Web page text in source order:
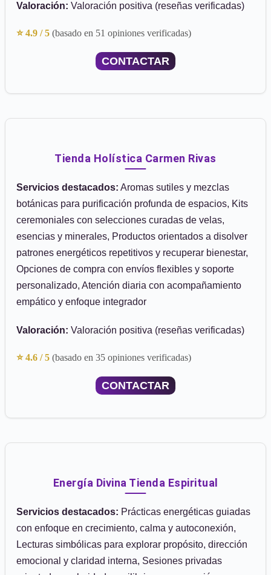
Valoración: Valoración positiva (reseñas verificadas)
⭐ 4.9 / 5 (basado en 51 opiniones verificadas)
CONTACTAR
Tienda Holística Carmen Rivas
Servicios destacados: Aromas sutiles y mezclas
botánicas para purificación profunda de espacios, Kits
ceremoniales con selecciones curadas de velas,
esencias y minerales, Productos orientados a disolver
patrones energéticos repetitivos y recuperar bienestar,
Opciones de compra con envíos flexibles y soporte
personalizado, Atención diaria con acompañamiento
empático y enfoque integrador
Valoración: Valoración positiva (reseñas verificadas)
⭐ 4.6 / 5 (basado en 35 opiniones verificadas)
CONTACTAR
Energía Divina Tienda Espiritual
Servicios destacados: Prácticas energéticas guiadas
con enfoque en crecimiento, calma y autoconexión,
Lecturas simbólicas para explorar propósito, dirección
emocional y claridad interna, Sesiones privadas